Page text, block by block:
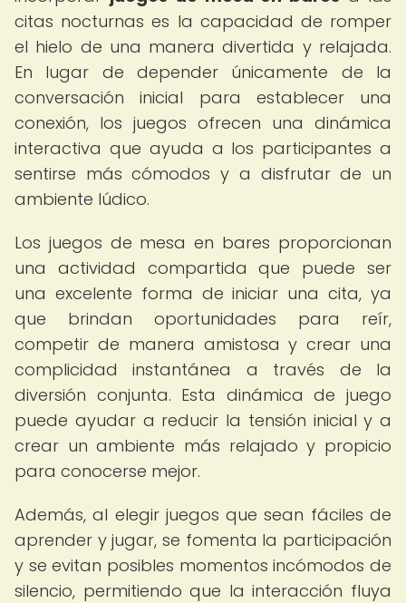
citas nocturnas es la capacidad de romper
el hielo de una manera divertida y relajada.
En lugar de depender únicamente de la
conversación inicial para establecer una
conexión, los juegos ofrecen una dinámica
interactiva que ayuda a los participantes a
sentirse más cómodos y a disfrutar de un
ambiente lúdico.
Los juegos de mesa en bares proporcionan
una actividad compartida que puede ser
una excelente forma de iniciar una cita, ya
que brindan oportunidades para reír,
competir de manera amistosa y crear una
complicidad instantánea a través de la
diversión conjunta. Esta dinámica de juego
puede ayudar a reducir la tensión inicial y a
crear un ambiente más relajado y propicio
para conocerse mejor.
Además, al elegir juegos que sean fáciles de
aprender y jugar, se fomenta la participación
y se evitan posibles momentos incómodos de
silencio, permitiendo que la interacción fluya